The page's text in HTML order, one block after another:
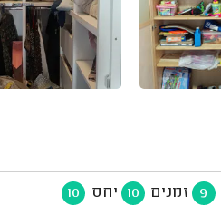
9 זמנים 10 יחס 10